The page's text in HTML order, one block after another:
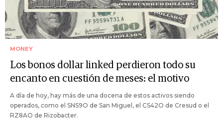
MONEY
Los bonos dollar linked perdieron todo su
encanto en cuestión de meses: el motivo
A día de hoy, hay más de una docena de estos activos siendo
operados, como el SNS9O de San Miguel, el CS42O de Cresud o el
RZ8AO de Rizobacter.